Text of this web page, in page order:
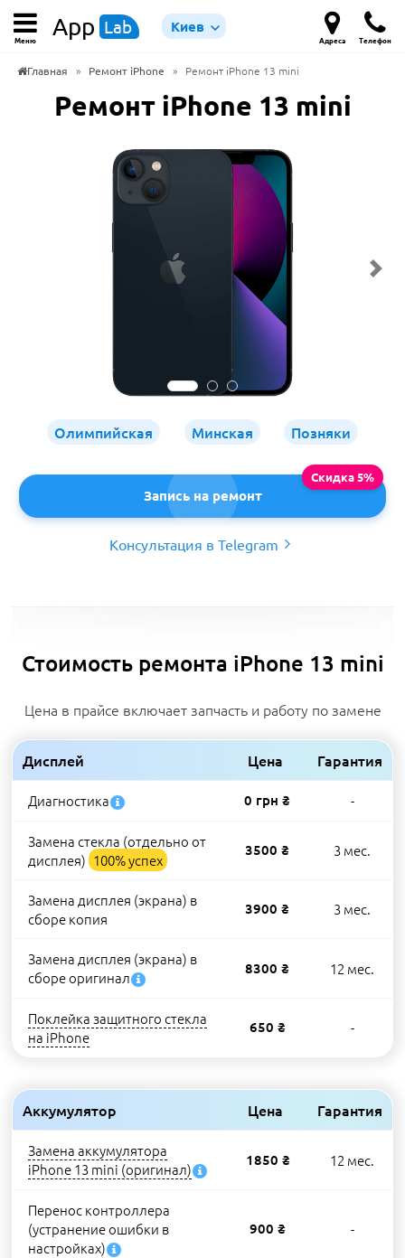
Меню App Lab Киев
Адреса Телефон
Главная » Ремонт iPhone » Ремонт iPhone 13 mini
Ремонт iPhone 13 mini
Олимпийская Минская Позняки
Запись на ремонт
Консультация в Telegram
Стоимость ремонта iPhone 13 mini
Цена в прайсе включает запчасть и работу по замене
Дисплей Цена Гарантия
Диагностика 0 грн ₴ -
Замена стекла (отдельно от
дисплея) 100% успех
3500 ₴ 3 мес.
Замена дисплея (экрана) в
сборе копия
3900 ₴ 3 мес.
Замена дисплея (экрана) в
сборе оригинал
8300 ₴ 12 мес.
Поклейка защитного стекла
на iPhone
650 ₴ -
Аккумулятор Цена Гарантия
Замена аккумулятора
iPhone 13 mini (оригинал)
1850 ₴ 12 мес.
Перенос контроллера
(устранение ошибки в
настройках)
900 ₴ -